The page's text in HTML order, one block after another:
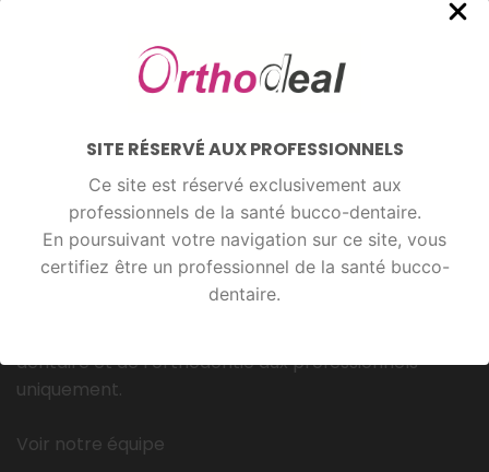
SITE RÉSERVÉ AUX PROFESSIONNELS
Ce site est réservé exclusivement aux
professionnels de la santé bucco-dentaire.
En poursuivant votre navigation sur ce site, vous
certifiez être un professionnel de la santé bucco-
dentaire.
AJOUTER AU BON DE
À PROPOS
Orthodeal est une entreprise française qui fournit et
dentaire et de l’orthodontie aux professionnels
uniquement.
Voir notre équipe